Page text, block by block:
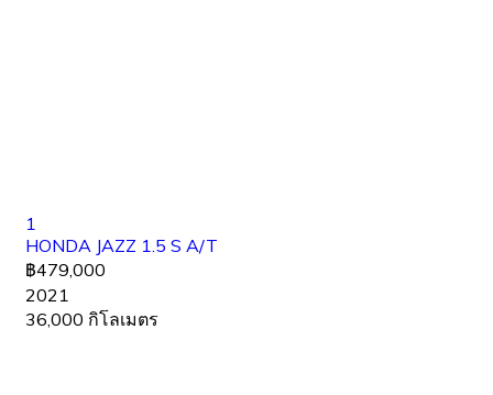
1
HONDA JAZZ 1.5 S A/T
฿479,000
2021
36,000 กิโลเมตร